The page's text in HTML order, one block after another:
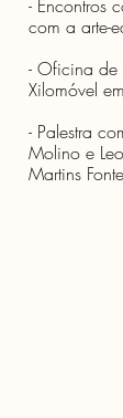
- Encontros
com a arte-
- Oficina
Xilomóvel
- Palestra
Molino e
Martins